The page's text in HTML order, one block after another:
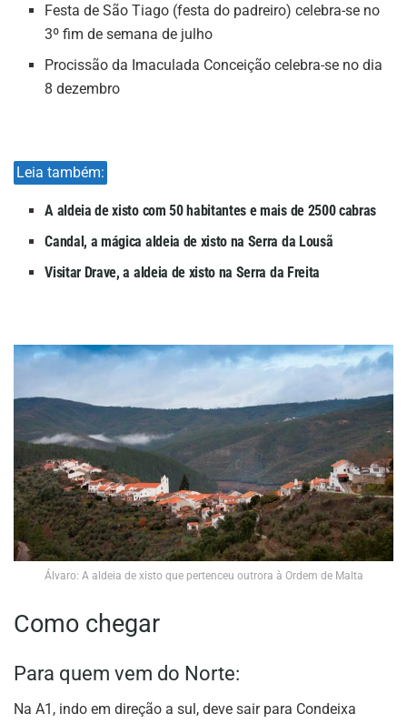
Festa de São Tiago (festa do padreiro) celebra-se no
3º fim de semana de julho
Procissão da Imaculada Conceição celebra-se no dia
8 dezembro
Leia também:
A aldeia de xisto com 50 habitantes e mais de 2500 cabras
Candal, a mágica aldeia de xisto na Serra da Lousã
Visitar Drave, a aldeia de xisto na Serra da Freita
Álvaro: A aldeia de xisto que pertenceu outrora à Ordem de Malta
Como chegar
Para quem vem do Norte:
Na A1, indo em direção a sul, deve sair para Condeixa